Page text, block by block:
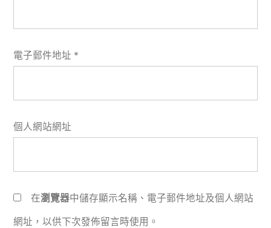
電子郵件地址 *
個人網站網址
在瀏覽器中儲存顯示名稱、電子郵件地址及個人網站
網址，以供下次發佈留言時使用。